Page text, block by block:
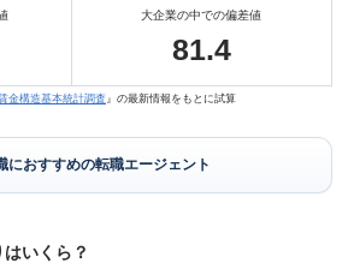
大企業の中での偏差値
81.4
金構造基本統計調査 』の最新情報をもとに試算
におすすめの転職エージェント
いくら？